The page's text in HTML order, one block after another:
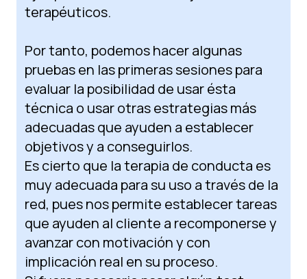
terapéuticos.
Por tanto, podemos hacer algunas
pruebas en las primeras sesiones para
evaluar la posibilidad de usar ésta
técnica o usar otras estrategias más
adecuadas que ayuden a establecer
objetivos y a conseguirlos.
Es cierto que la terapia de conducta es
muy adecuada para su uso a través de la
red, pues nos permite establecer tareas
que ayuden al cliente a recomponerse y
avanzar con motivación y con
implicación real en su proceso.